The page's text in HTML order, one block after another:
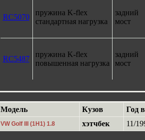
RC5070
пружина K-flex
стандартная нагрузка
задний
мост
RC5487
пружина K-flex
повышенная нагрузка
задний
мост
Модель Кузов Год
VW Golf III (1H1) 1.8 хэтчбек 11/